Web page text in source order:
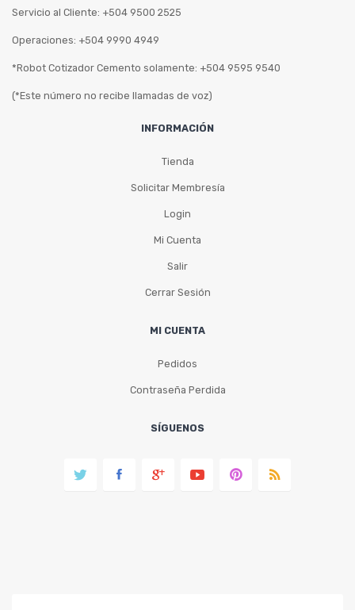
Servicio al Cliente: +504 9500 2525
Operaciones: +504 9990 4949
*Robot Cotizador Cemento solamente: +504 9595 9540
(*Este número no recibe llamadas de voz)
INFORMACIÓN
Tienda
Solicitar Membresía
Login
Mi Cuenta
Salir
Cerrar Sesión
MI CUENTA
Pedidos
Contraseña Perdida
SÍGUENOS